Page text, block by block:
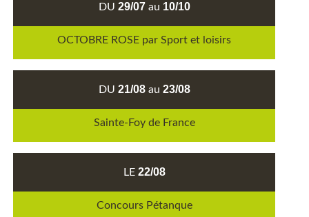
DU 29/07au 10/10
OCTOBRE ROSE par Sport et loisirs
DU 21/08au 23/08
Sainte-Foy de France
LE 22/08
Concours Pétanque